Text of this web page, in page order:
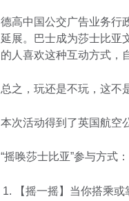
德高中国公交广告业务行
延展。巴士成为莎士比亚
的人喜欢这种互动方式，
总之，玩还是不玩，这不
本次活动得到了英国航空
“摇唤莎士比亚”参与方式：
【摇一摇】当你搭乘